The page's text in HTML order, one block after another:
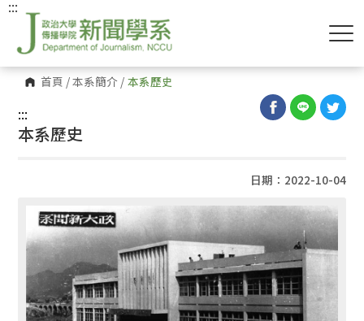
首頁 /本系簡介 / 本系歷史
:::
:::
本系歷史
日期：2022-10-04